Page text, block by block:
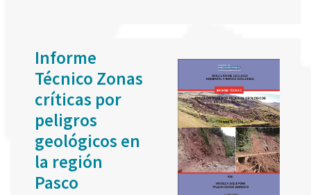
Informe
Técnico Zonas
críticas por
peligros
geológicos en
la región
Pasco